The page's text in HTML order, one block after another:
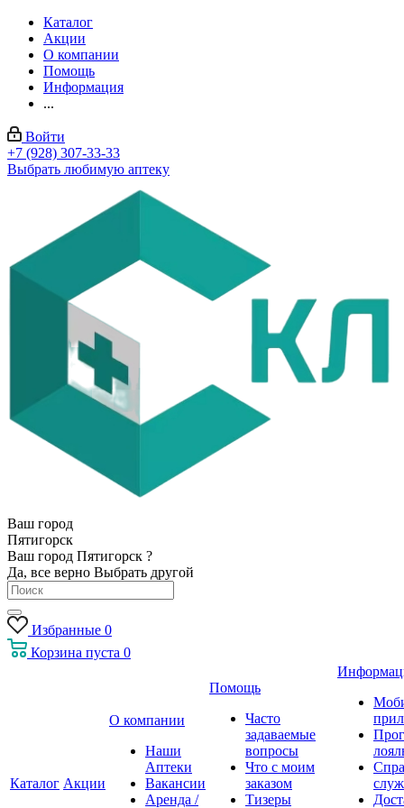
Каталог
Акции
О компании
Помощь
Информация
...
Войти
+7 (928) 307-33-33
Выбрать любимую аптеку
Ваш город
Пятигорск
Ваш город Пятигорск ?
Да, все верно Выбрать другой
Избранные 0
Корзина пуста 0
Каталог Акции
О компании
Наши
Аптеки
Вакансии
Аренда /
Помощь
Часто
задаваемые
вопросы
Что с моим
заказом
Тизеры